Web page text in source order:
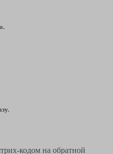
кодом на обратной